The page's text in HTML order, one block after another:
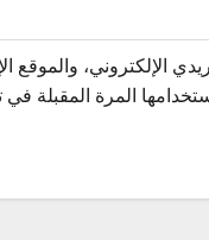
الإلكتروني، والموقع
المرة المقبلة في